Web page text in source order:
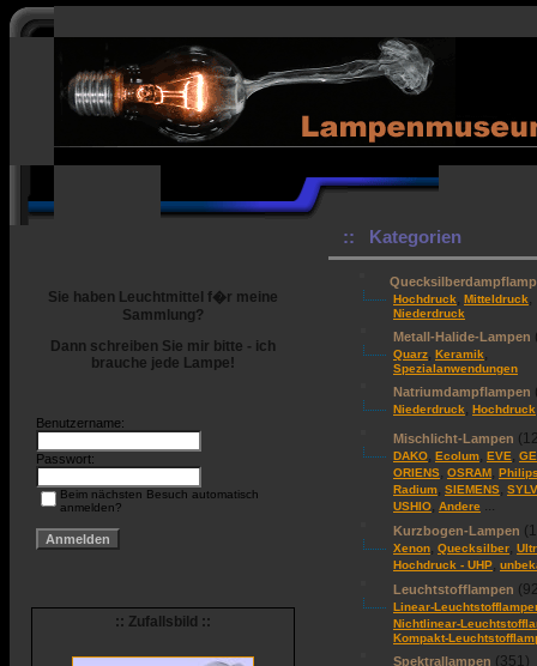
Sie haben Leuchtmittel f�r meine
Sammlung?
Dann schreiben Sie mir bitte - ich
brauche jede Lampe!
Benutzername:
Passwort:
Beim nächsten Besuch automatisch
anmelden?
:: Zufallsbild ::
:: Kategorien
Hochdruck, Mitteldruck,
Niederdruck
Metall-Halide-Lampen
Quarz, Keramik,
Spezialanwendungen
Natriumdampflampen
Niederdruck, Hochdruck
Mischlicht-Lampen
DAKO, Ecolum, EVE, GE
ORIENS, OSRAM,
Radium, SIEMENS,
USHIO, Andere ...
Kurzbogen-Lampen
Xenon, Quecksilber,
Hochdruck - UHP,
Leuchtstofflampen
Linear-
Nichtlinear-
Kompakt-
Spektrallampen (351)